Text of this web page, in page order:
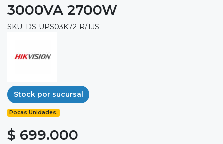
3000VA 2700W
SKU: DS-UPS03K72-R/TJS
Stock por sucursal
Pocas Unidades.
$ 699.000